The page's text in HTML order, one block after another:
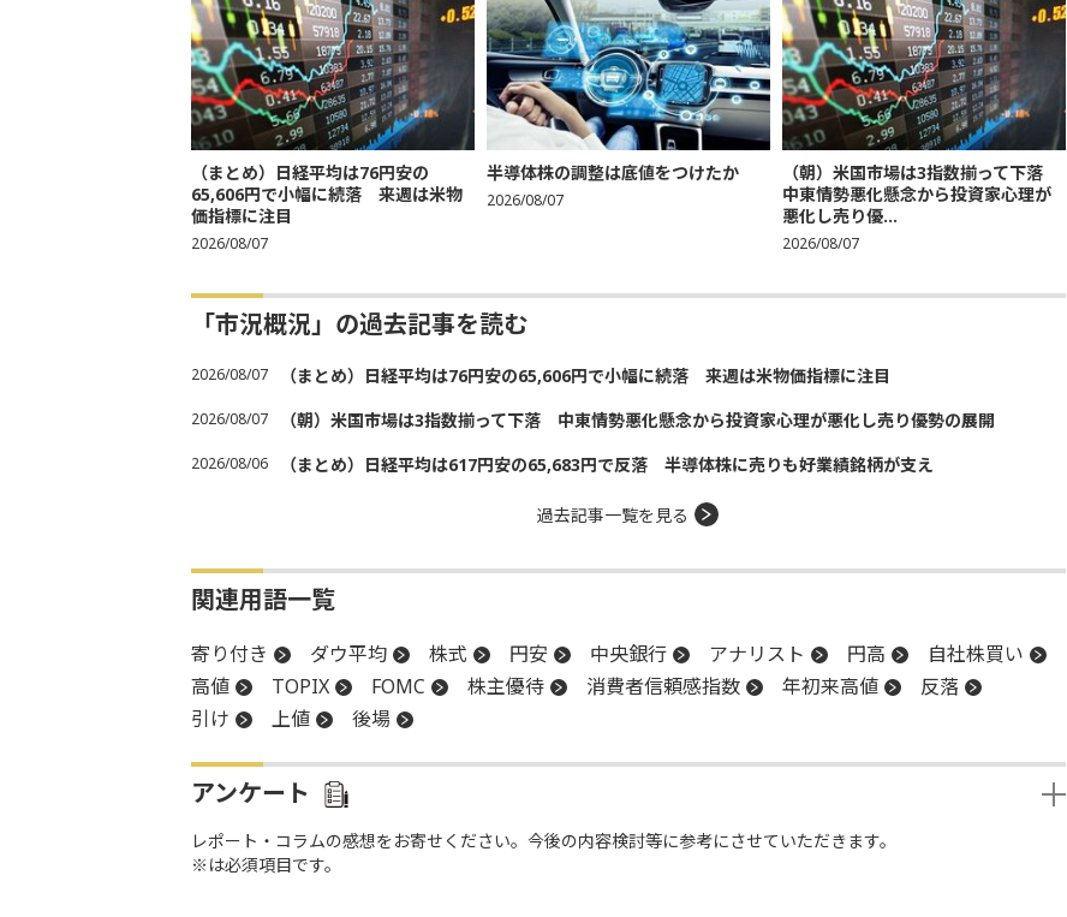
（まとめ）日経平均は76円安の
65,606円で小幅に続落 来週は米物
価指標に注目
2026/08/07
半導体株の調整は底値をつけたか
2026/08/07
（朝）米国市場は3指数揃って下落
中東情勢悪化懸念から投資家心理が
悪化し売り優...
2026/08/07
「市況概況」の過去記事を読む
2026/08/07 （まとめ）日経平均は76円安の65,606円で小幅に続落 来週は米物価指標に注目
2026/08/07 （朝）米国市場は3指数揃って下落 中東情勢悪化懸念から投資家心理が悪化し売り優勢の展開
2026/08/06 （まとめ）日経平均は617円安の65,683円で反落 半導体株に売りも好業績銘柄が支え
過去記事一覧を見る
関連用語一覧
寄り付き ダウ平均 株式 円安 中央銀行 アナリスト 円高
自社株買い
高値
TOPIX FOMC 株主優待 消費者信頼感指数 年初来高値
反落
引け
上値 後場
アンケート
レポート・コラムの感想をお寄せください。今後の内容検討等に参考にさせていただきます。
※は必須項目です。